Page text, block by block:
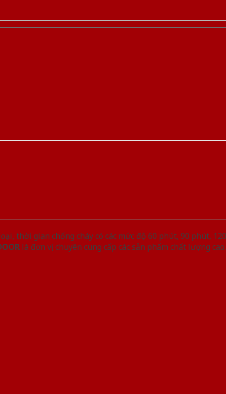
thời gian chống cháy có các mức độ 60 phút, 90 phút,
là đơn vị chuyên cung cấp các sản phẩm chất lượng cao.